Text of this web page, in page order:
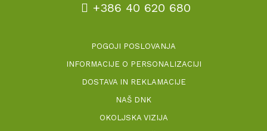
+386 40 620 680
POGOJI POSLOVANJA
INFORMACIJE O PERSONALIZACIJI
DOSTAVA IN REKLAMACIJE
NAŠ DNK
OKOLJSKA VIZIJA